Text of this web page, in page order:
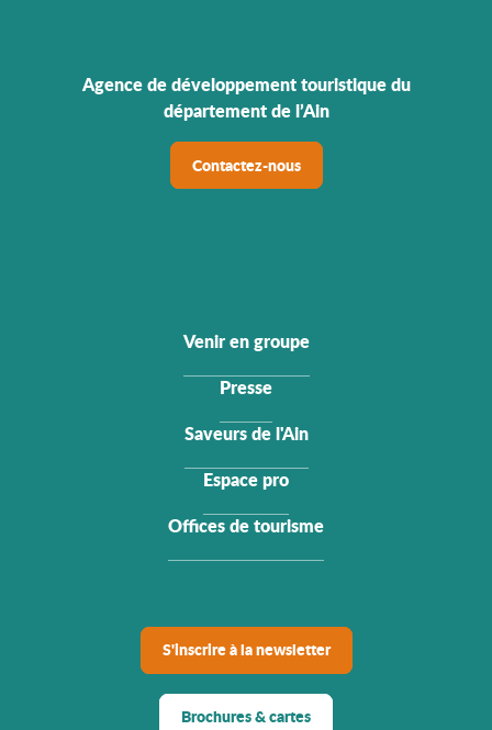
Agence de développement touristique du
département de l’Ain
Contactez-nous
Venir en groupe
Presse
Saveurs de l'Ain
Espace pro
Offices de tourisme
S'inscrire à la newsletter
Brochures & cartes